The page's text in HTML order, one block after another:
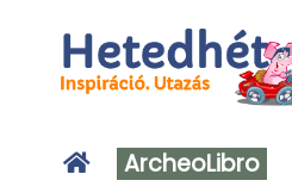
ArcheoLibro